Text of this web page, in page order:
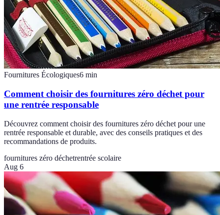
Fournitures Écologiques6 min
Comment choisir des fournitures zéro déchet pour
une rentrée responsable
Découvrez comment choisir des fournitures zéro déchet pour une
rentrée responsable et durable, avec des conseils pratiques et des
recommandations de produits.
fournitures zéro déchetrentrée scolaire
Aug 6